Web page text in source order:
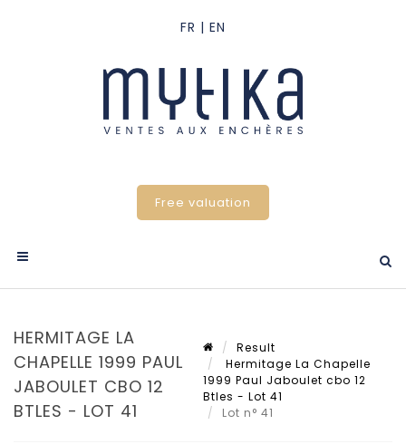
Free valuation
HERMITAGE LA
CHAPELLE 1999 PAUL
JABOULET CBO 12
BTLES - LOT 41
Result
Hermitage La Chapelle
1999 Paul Jaboulet cbo 12
Btles - Lot 41
Lot n° 41